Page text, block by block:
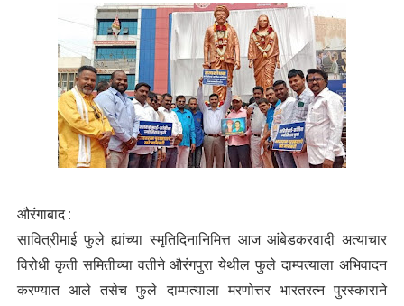
औरंगाबाद :
सावित्रीमाई फुले ह्यांच्या स्मृतिदिनानिमित्त आज आंबेडकरवादी अत्याचार
विरोधी कृती समितीच्या वतीने औरंगपुरा येथील फुले दाम्पत्याला अभिवादन
करण्यात आले तसेच फुले दाम्पत्याला मरणोत्तर भारतरत्न पुरस्काराने